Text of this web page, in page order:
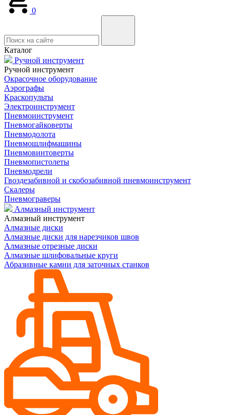
0
Каталог
Ручной инструмент
Ручной инструмент
Окрасочное оборудование
Аэрографы
Краскопульты
Электроинструмент
Пневмоинструмент
Пневмогайковерты
Пневмодолота
Пневмошлифмашины
Пневмовинтоверты
Пневмопистолеты
Пневмодрели
Гвоздезабивной и скобозабивной пневмоинструмент
Скалеры
Пневмограверы
Алмазный инструмент
Алмазный инструмент
Алмазные диски
Алмазные диски для нарезчиков швов
Алмазные отрезные диски
Алмазные шлифовальные круги
Абразивные камни для заточных станков